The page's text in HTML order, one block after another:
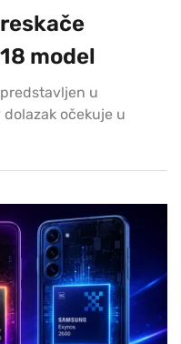
model
u
očekuje u